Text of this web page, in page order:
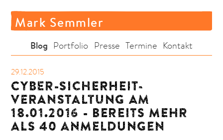
Mark Semmler
Blog Portfolio Presse Termine Kontakt
29.12.2015
CYBER-SICHERHEIT-
VERANSTALTUNG AM
18.01.2016 - BEREITS MEHR
ALS 40 ANMELDUNGEN